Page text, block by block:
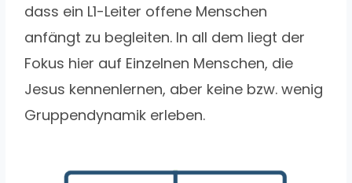
dass ein L1-Leiter offene Menschen
anfängt zu begleiten. In all dem liegt der
Fokus hier auf Einzelnen Menschen, die
Jesus kennenlernen, aber keine bzw. wenig
Gruppendynamik erleben.